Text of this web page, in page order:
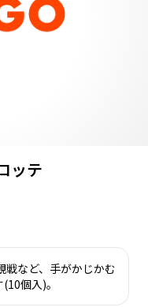
ッテ
など、手がかじかむ
個入)。